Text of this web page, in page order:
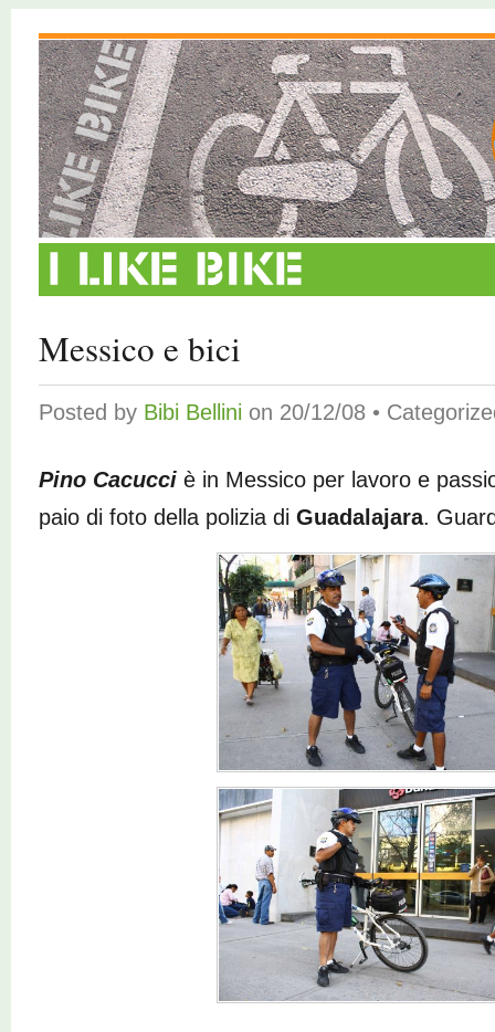
Messico e bici
Posted by Bibi Bellini on 20/12/08 •
Pino Cacucci è in Messico per lavoro e
paio di foto della polizia di Guadalajara.